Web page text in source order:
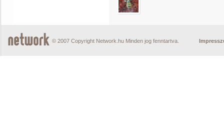
© 2007 Copyright Network.hu Minden jog fenntartva.